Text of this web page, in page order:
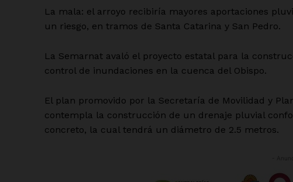
La mala: el arroyo recibiría mayores aportaciones
un riesgo, en tramos de Santa Catarina y San Pedro.
La Semarnat avaló el proyecto estatal para la
control de inundaciones en la cuenca del Obispo.
El plan promovido por la Secretaría de Movilidad y
contempla la construcción de un drenaje pluvial
concreto, la cual tendrá un diámetro de 2.5 metros.